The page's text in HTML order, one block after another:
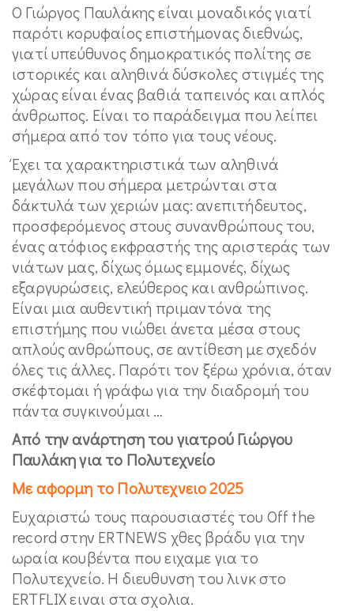
Ο Γιώργος Παυλάκης είναι μοναδικός γιατί
παρότι κορυφαίος επιστήμονας διεθνώς,
γιατί υπεύθυνος δημοκρατικός πολίτης σε
ιστορικές και αληθινά δύσκολες στιγμές της
χώρας είναι ένας βαθιά ταπεινός και απλός
άνθρωπος. Είναι το παράδειγμα που λείπει
σήμερα από τον τόπο για τους νέους.
Έχει τα χαρακτηριστικά των αληθινά
μεγάλων που σήμερα μετρώνται στα
δάκτυλά των χεριών μας: ανεπιτήδευτος,
προσφερόμενος στους συνανθρώπους του,
ένας ατόφιος εκφραστής της αριστεράς των
νιάτων μας, δίχως όμως εμμονές, δίχως
εξαργυρώσεις, ελεύθερος και ανθρώπινος.
Είναι μια αυθεντική πριμαντόνα της
επιστήμης που νιώθει άνετα μέσα στους
απλούς ανθρώπους, σε αντίθεση με σχεδόν
όλες τις άλλες. Παρότι τον ξέρω χρόνια, όταν
σκέφτομαι ή γράφω για την διαδρομή του
πάντα συγκινούμαι …
Από την ανάρτηση του γιατρού Γιώργου
Παυλάκη για το Πολυτεχνείο
Με αφορμη το Πολυτεχνειο 2025
Ευχαριστώ τους παρουσιαστές του Off the
record στην ERTNEWS χθες βράδυ για την
ωραία κουβέντα που ειχαμε για το
Πολυτεχνείο. Η διευθυνση του λινκ στο
ERTFLIX ειναι στα σχολια.